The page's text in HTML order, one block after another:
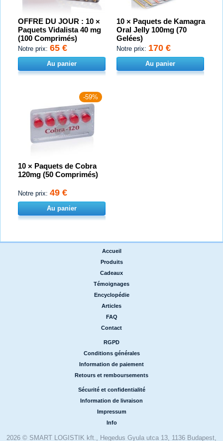
OFFRE DU JOUR : 10 ×
Paquets Vidalista 40 mg
(100 Comprimés)
Notre prix: 65 €
Au panier
10 × Paquets de Kamagra
Oral Jelly 100mg (70
Gelées)
Notre prix: 170 €
Au panier
-59%
10 × Paquets de Cobra
120mg (50 Comprimés)
Notre prix: 49 €
Au panier
Accueil
Produits
Cadeaux
Témoignages
Encyclopédie
Articles
FAQ
Contact
RGPD
Conditions générales
Information de paiement
Retours et remboursements
Sécurité et confidentialité
Information de livraison
Impressum
Info
2026 © SMART LOGISTIK kft., Hegedus Gyula utca 13, 1136 Budapest,